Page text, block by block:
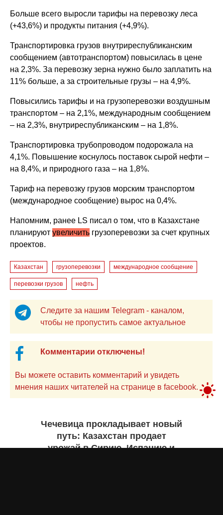
Больше всего выросли тарифы на перевозку леса
(+43,6%) и продукты питания (+4,9%).
Транспортировка грузов внутриреспубликанским
сообщением (автотранспортом) повысилась в цене
на 2,3%. За перевозку зерна нужно было заплатить на
11% больше, а за строительные грузы – на 4,9%.
Повысились тарифы и на грузоперевозки воздушным
транспортом – на 2,1%, международным сообщением
– на 2,3%, внутриреспубликанским – на 1,8%.
Транспортировка трубопроводом подорожала на
4,1%. Повышение коснулось поставок сырой нефти –
на 8,4%, и природного газа – на 1,8%.
Тариф на перевозку грузов морским транспортом
(международное сообщение) вырос на 0,4%.
Напомним, ранее LS писал о том, что в Казахстане
планируютувеличить грузоперевозки за счет крупных
проектов.
Казахстан грузоперевозки международное сообщение
перевозки грузов нефть
Следите за нашим Telegram - каналом,
чтобы не пропустить самое актуальное
Комментарии отключены!
Вы можете оставить комментарий и увидеть
мнения наших читателей на странице в facebook.
Чечевица прокладывает новый
путь: Казахстан продает
урожай в Сирию, Испанию и